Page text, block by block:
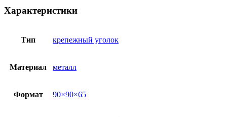
Характеристики
Тип крепежный уголок
Материал металл
Формат 90×90×65